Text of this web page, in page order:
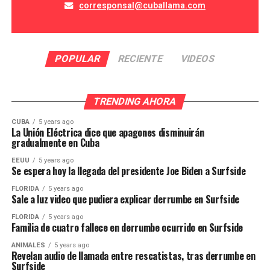
corresponsal@cuballama.com
POPULAR RECIENTE VIDEOS
TRENDING AHORA
CUBA 5 years ago
La Unión Eléctrica dice que apagones disminuirán
gradualmente en Cuba
EEUU 5 years ago
Se espera hoy la llegada del presidente Joe Biden a Surfside
FLORIDA 5 years ago
Sale a luz video que pudiera explicar derrumbe en Surfside
FLORIDA 5 years ago
Familia de cuatro fallece en derrumbe ocurrido en Surfside
ANIMALES 5 years ago
Revelan audio de llamada entre rescatistas, tras derrumbe en
Surfside